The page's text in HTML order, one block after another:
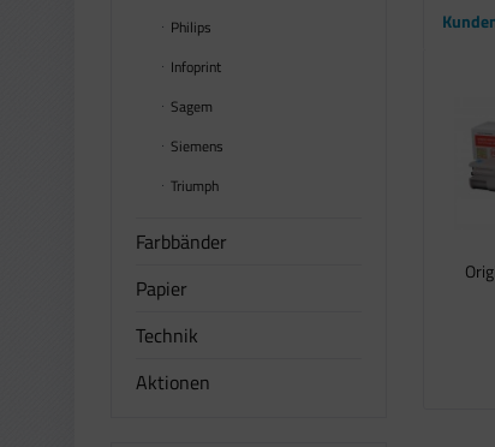
Philips
Infoprint
Sagem
Siemens
Triumph
Farbbänder
Papier
Technik
Aktionen